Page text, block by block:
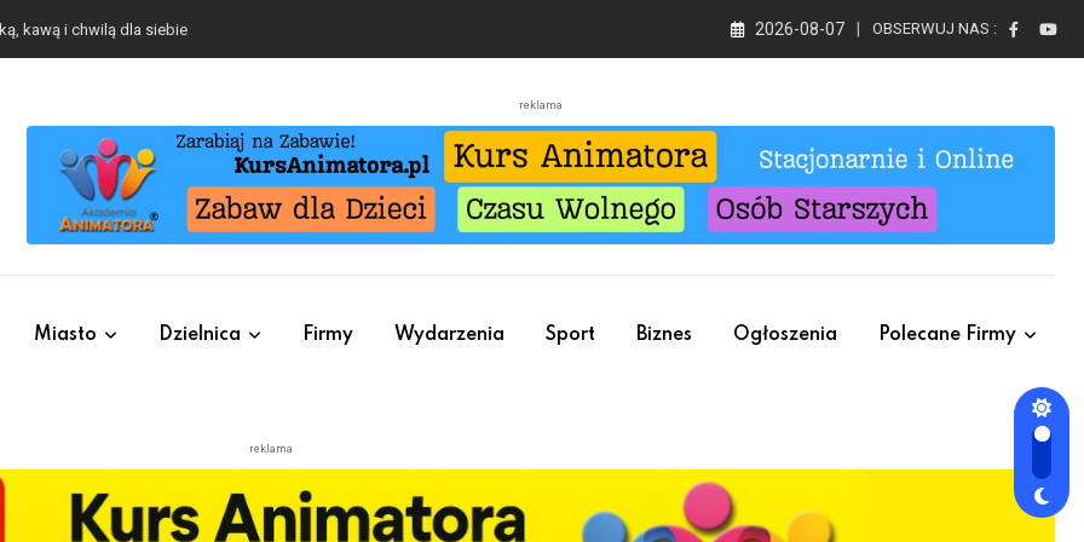
kawą i chwilą dla siebie 2026-08-07 OBSERWUJ NAS :
reklama
Miasto Dzielnica Firmy Wydarzenia Sport Biznes Ogłoszenia Polecane Firmy
reklama